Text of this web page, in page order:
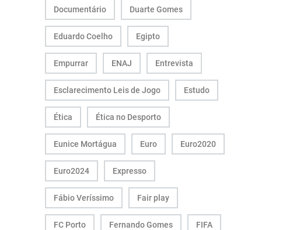
Documentário Duarte Gomes
Eduardo Coelho Egipto
Empurrar ENAJ Entrevista
Esclarecimento Leis de Jogo Estudo
Ética Ética no Desporto
Eunice Mortágua Euro Euro2020
Euro2024 Expresso
Fábio Veríssimo Fair play
FC Porto Fernando Gomes FIFA